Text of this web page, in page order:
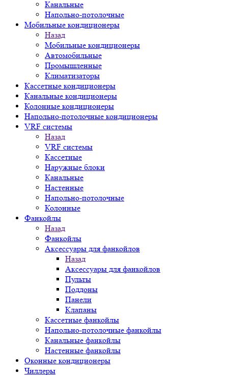
Канальные
Напольно-потолочные
Мобильные кондиционеры
Назад
Мобильные кондиционеры
Автомобильные
Промышленные
Климатизаторы
Кассетные кондиционеры
Канальные кондиционеры
Колонные кондиционеры
Напольно-потолочные кондиционеры
VRF системы
Назад
VRF системы
Кассетные
Наружные блоки
Канальные
Настенные
Напольно-потолочные
Колонные
Фанкойлы
Назад
Фанкойлы
Аксессуары для фанкойлов
Назад
Аксессуары для фанкойлов
Пульты
Поддоны
Панели
Клапаны
Кассетные фанкойлы
Напольно-потолочные фанкойлы
Канальные фанкойлы
Настенные фанкойлы
Оконные кондиционеры
Чиллеры